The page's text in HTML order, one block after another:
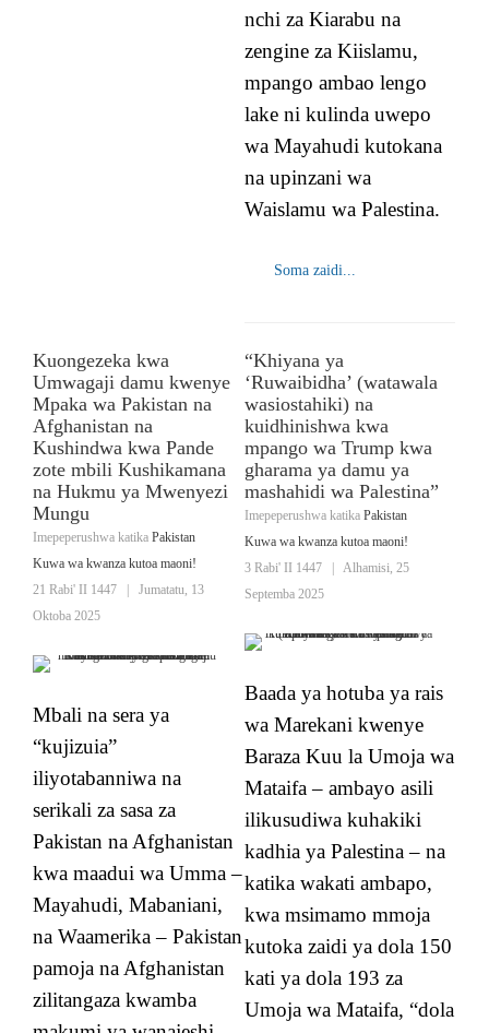
nchi za Kiarabu na
zengine za Kiislamu,
mpango ambao lengo
lake ni kulinda uwepo
wa Mayahudi kutokana
na upinzani wa
Waislamu wa Palestina.
Soma zaidi...
Kuongezeka kwa
Umwagaji damu kwenye
Mpaka wa Pakistan na
Afghanistan na
Kushindwa kwa Pande
zote mbili Kushikamana
na Hukmu ya Mwenyezi
Mungu
Imepeperushwa katika Pakistan
Kuwa wa kwanza kutoa maoni!
21 Rabi' II 1447
Jumatatu, 13
Oktoba 2025
Mbali na sera ya
“kujizuia”
iliyotabanniwa na
serikali za sasa za
Pakistan na Afghanistan
kwa maadui wa Umma –
Mayahudi, Mabaniani,
na Waamerika – Pakistan
pamoja na Afghanistan
zilitangaza kwamba
“Khiyana ya
‘Ruwaibidha’ (watawala
wasiostahiki) na
kuidhinishwa kwa
mpango wa Trump kwa
gharama ya damu ya
mashahidi wa Palestina”
Imepeperushwa katika Pakistan
Kuwa wa kwanza kutoa maoni!
3 Rabi' II 1447
Alhamisi, 25
Septemba 2025
Baada ya hotuba ya rais
wa Marekani kwenye
Baraza Kuu la Umoja wa
Mataifa – ambayo asili
ilikusudiwa kuhakiki
kadhia ya Palestina – na
katika wakati ambapo,
kwa msimamo mmoja
kutoka zaidi ya dola 150
kati ya dola 193 za
Umoja wa Mataifa, “dola